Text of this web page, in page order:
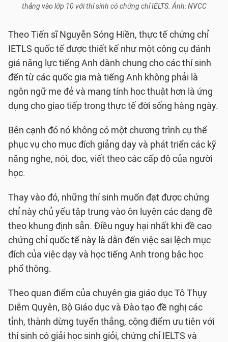
thẳng vào lớp 10 với thí sinh có chứng chỉ IELTS. Ảnh: NVCC
Theo Tiến sĩ Nguyễn Sóng Hiền, thực tế chứng chỉ
IETLS quốc tế được thiết kế như một công cụ đánh
giá năng lực tiếng Anh dành chung cho các thí sinh
đến từ các quốc gia mà tiếng Anh không phải là
ngôn ngữ mẹ đẻ và mang tính học thuật hơn là ứng
dụng cho giao tiếp trong thực tế đời sống hàng ngày.
Bên cạnh đó nó không có một chương trình cụ thể
phục vụ cho mục đích giảng dạy và phát triển các kỹ
năng nghe, nói, đọc, viết theo các cấp độ của người
học.
Thay vào đó, những thí sinh muốn đạt được chứng
chỉ này chủ yếu tập trung vào ôn luyện các dạng đề
theo khung định sẵn. Điều nguy hại nhất khi đề cao
chứng chỉ quốc tế này là dẫn đến việc sai lệch mục
đích của việc dạy và học tiếng Anh trong bậc học
phổ thông.
Theo quan điểm của chuyên gia giáo dục Tô Thụy
Diễm Quyên, Bộ Giáo dục và Đào tạo đề nghị các
tỉnh, thành dừng tuyển thẳng, cộng điểm ưu tiên với
thí sinh có giải học sinh giỏi, chứng chỉ IELTS và